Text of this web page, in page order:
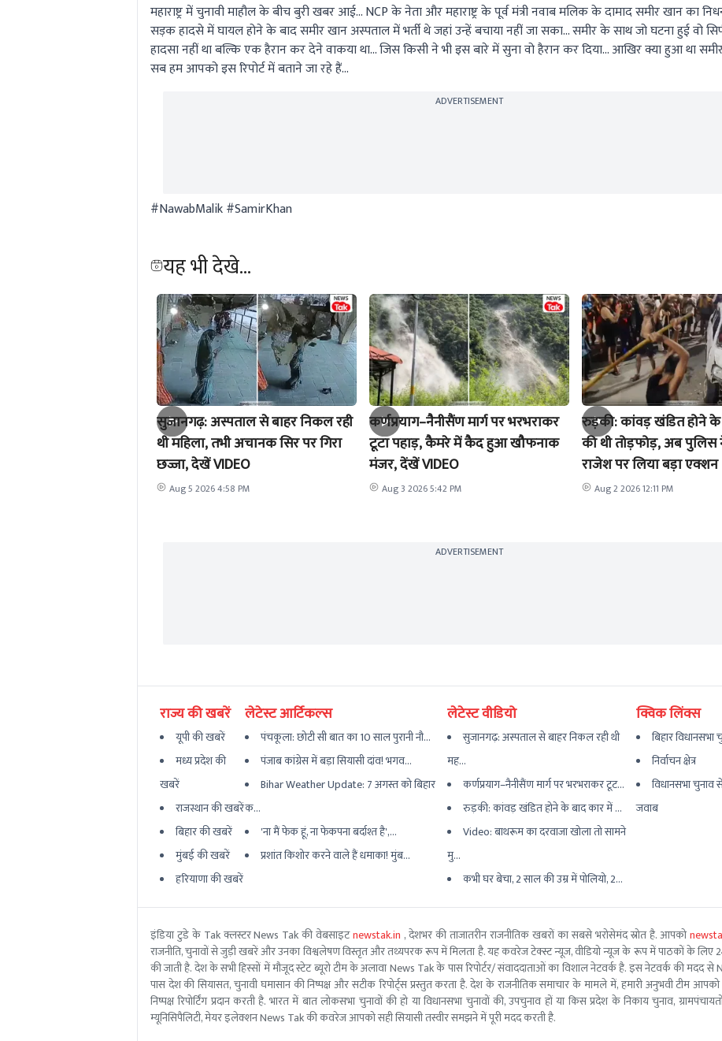
महाराष्ट्र में चुनावी माहौल के बीच बुरी खबर आई... NCP के नेता और महाराष्ट्र के पूर्व मंत्री नवाब मलिक के दामाद समीर खान का
सड़क हादसे में घायल होने के बाद समीर खान अस्पताल में भर्ती थे जहां उन्हें बचाया नहीं जा सका... समीर के साथ जो घटना हुई वो
हादसा नहीं था बल्कि एक हैरान कर देने वाकया था... जिस किसी ने भी इस बारे में सुना वो हैरान कर दिया... आखिर क्या हुआ था
सब हम आपको इस रिपोर्ट में बताने जा रहे हैं...
ADVERTISEMENT
#NawabMalik #SamirKhan
यह भी देखे...
सुजानगढ़: अस्पताल से बाहर निकल रही
थी महिला, तभी अचानक सिर पर गिरा
छज्जा, देखें VIDEO
Aug 5 2026 4:58 PM
कर्णप्रयाग–नैनीसैंण मार्ग पर भरभराकर
टूटा पहाड़, कैमरे में कैद हुआ खौफनाक
मंजर, देंखें VIDEO
Aug 3 2026 5:42 PM
रुड़की: कांवड़ खंडित होने
की थी तोड़फोड़, अब पुलिस
राजेश पर लिया बड़ा एक्शन
Aug 2 2026 12:11 PM
ADVERTISEMENT
राज्य की खबरें
यूपी की खबरें
मध्य प्रदेश की
खबरें
राजस्थान की खबरें
बिहार की खबरें
मुंबई की खबरें
हरियाणा की खबरें
लेटेस्ट आर्टिकल्स
पंचकूला: छोटी सी बात का 10 साल पुरानी नौ...
पंजाब कांग्रेस में बड़ा सियासी दांव! भगव...
Bihar Weather Update: 7 अगस्त को बिहार
क...
'ना मैं फेक हूं, ना फेकपना बर्दाश्त है',...
प्रशांत किशोर करने वाले हैं धमाका! मुंब...
लेटेस्ट वीडियो
सुजानगढ़: अस्पताल से बाहर निकल रही थी
मह...
कर्णप्रयाग–नैनीसैंण मार्ग पर भरभराकर टूट...
रुड़की: कांवड़ खंडित होने के बाद कार में ...
Video: बाथरूम का दरवाजा खोला तो सामने
मु...
कभी घर बेचा, 2 साल की उम्र में पोलियो, 2...
क्विक लिंक्स
बिहार विधानसभा
निर्वाचन क्षेत्र
विधानसभा
जवाब
इंडिया टुडे के Tak क्लस्टर News Tak की वेबसाइटnewstak.in , देशभर की ताजातरीन राजनीतिक खबरों का सबसे भरोसेमंद स्रोत है. आपको
राजनीति, चुनावों से जुड़ी खबरें और उनका विश्वलेषण विस्तृत और तथ्यपरक रूप में मिलता है. यह कवरेज टेक्स्ट न्यूज, वीडियो न्यूज के रूप में पाठकों के लिए
की जाती है. देश के सभी हिस्सों में मौजूद स्टेट ब्यूरो टीम के अलावा News Tak के पास रिपोर्टर/ संवाददाताओं का विशाल नेटवर्क है. इस नेटवर्क की मदद
पास देश की सियासत, चुनावी घमासान की निष्पक्ष और सटीक रिपोर्ट्स प्रस्तुत करता है. देश के राजनीतिक समाचार के मामले में, हमारी अनुभवी टीम
निष्पक्ष रिपोर्टिंग प्रदान करती है. भारत में बात लोकसभा चुनावों की हो या विधानसभा चुनावों की, उपचुनाव हों या किस प्रदेश के निकाय चुनाव,
म्यूनिसिपैलिटी, मेयर इलेक्शन News Tak की कवरेज आपको सही सियासी तस्वीर समझने में पूरी मदद करती है.